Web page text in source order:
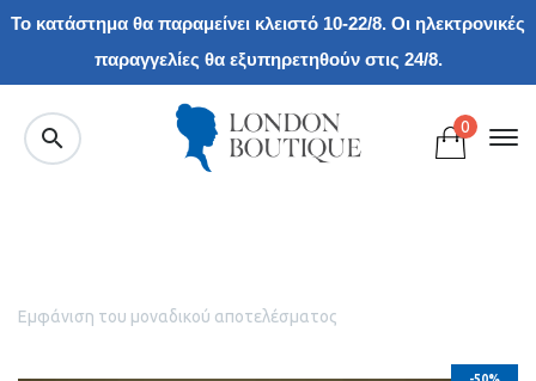
Το κατάστημα θα παραμείνει κλειστό 10-22/8. Οι ηλεκτρονικές
παραγγελίες θα εξυπηρετηθούν στις 24/8.
0
Εμφάνιση του μοναδικού αποτελέσματος